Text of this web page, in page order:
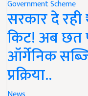
Government Scheme
सरकार दे रही
किट! अब छत
ऑर्गेनिक
प्रक्रिया..